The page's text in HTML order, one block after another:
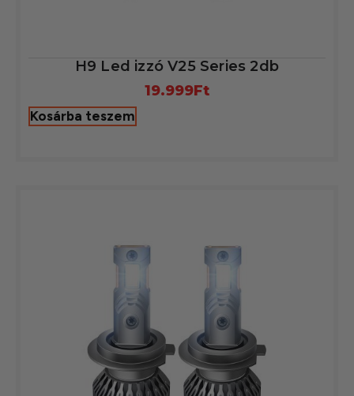
H9 Led izzó V25 Series 2db
19.999Ft
Kosárba teszem